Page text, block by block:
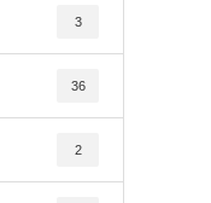
3
36
2